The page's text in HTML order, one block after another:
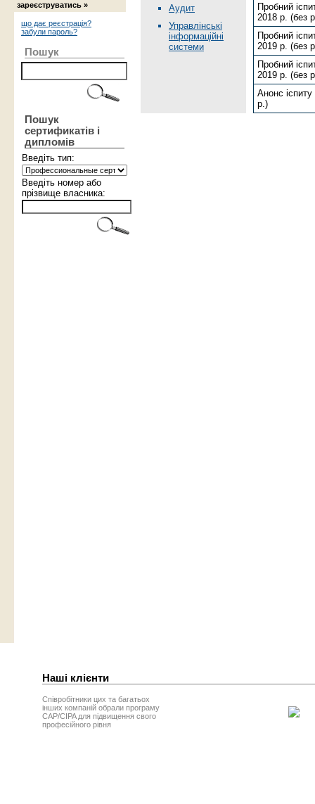
зареєструватись »
що дає реєстрація?
забули пароль?
Пошук
Пошук
сертификатів і
дипломів
Введіть тип:
Введіть номер або
прізвище власника:
Аудит
Управлінські
інформаційні
системи
Пробний
2018 р. (без
Пробний
2019 р. (без
Пробний
2019 р. (без
Анонс
р.)
Наші клієнти
Співробітники цих та багатьох
інших компаній обрали програму
CAP/CIPA для підвищення свого
професійного рівня